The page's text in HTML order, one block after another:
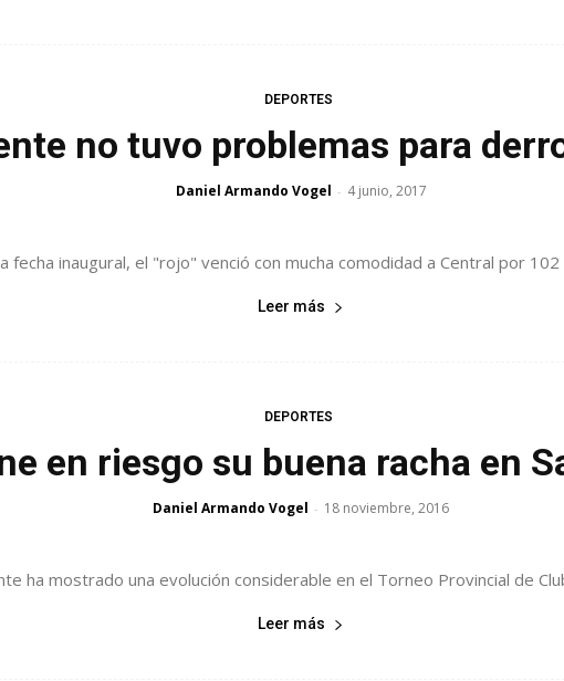
DEPORTES
no tuvo problemas para
Daniel Armando Vogel - 4 junio, 2017
fecha inaugural, el "rojo" venció con mucha comodidad a Central por
Leer más
DEPORTES
en riesgo su buena racha en
Daniel Armando Vogel - 18 noviembre, 2016
ha mostrado una evolución considerable en el Torneo Provincial de
Leer más